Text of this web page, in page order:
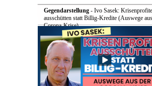
Gegendarstellung- Ivo Sasek: Krisenprofite
ausschütten statt Billig-Kredite (Auswege
Corona-Krise)